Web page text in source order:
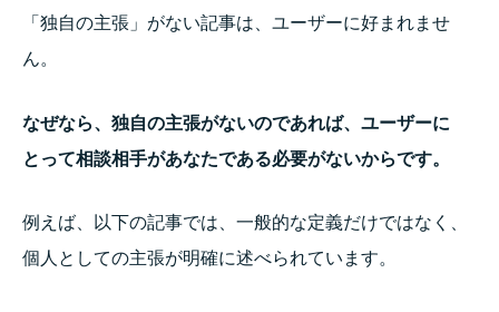
「独自の主張」がない記事は、ユーザーに好まれませ
ん。
なぜなら、独自の主張がないのであれば、ユーザーに
とって相談相手があなたである必要がないからです。
例えば、以下の記事では、一般的な定義だけではなく、
個人としての主張が明確に述べられています。